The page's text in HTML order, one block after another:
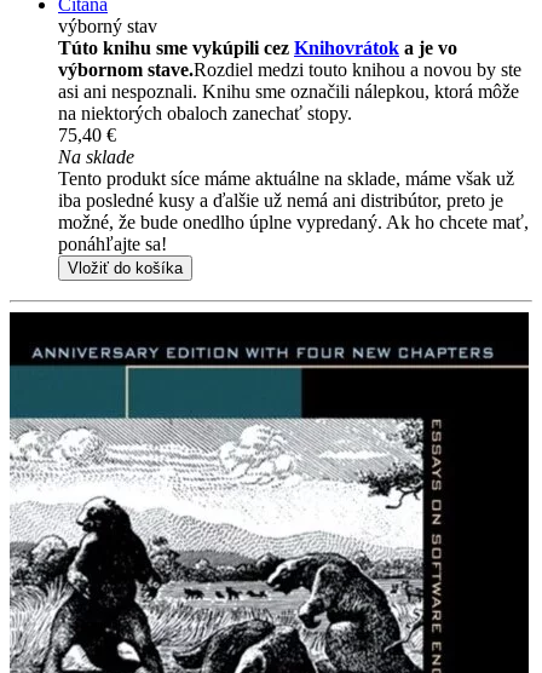
Čítaná
výborný stav
Túto knihu sme vykúpili cez Knihovrátok a je vo
výbornom stave.Rozdiel medzi touto knihou a novou by ste
asi ani nespoznali. Knihu sme označili nálepkou, ktorá môže
na niektorých obaloch zanechať stopy.
75,40 €
Na sklade
Tento produkt síce máme aktuálne na sklade, máme však už
iba posledné kusy a ďalšie už nemá ani distribútor, preto je
možné, že bude onedlho úplne vypredaný. Ak ho chcete mať,
ponáhľajte sa!
Vložiť do košíka